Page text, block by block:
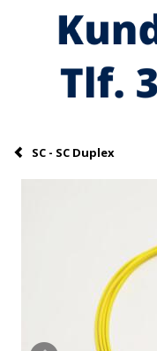
SC - SC Duplex